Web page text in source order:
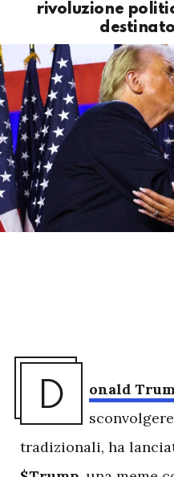
rivoluzione
D onald
tradizionali, ha